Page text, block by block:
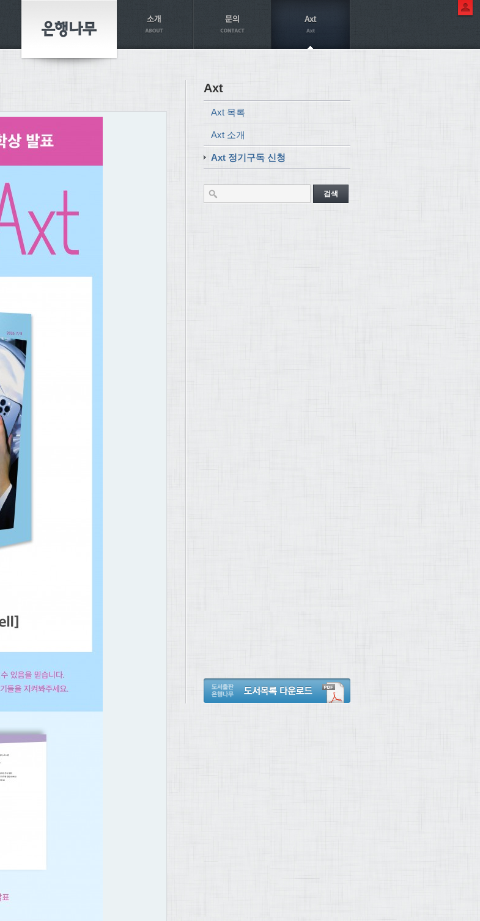
Axt
Axt 목록
Axt 소개
Axt 정기구독 신청